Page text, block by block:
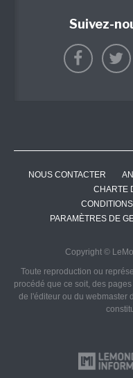
Suivez-
NOUS CONTACTER
CHARTE
PARAMÈTRES DE
Copyright ©
Toute reproduction ou
procédé que ce soit, des
de l'éditeur ou du webmaster